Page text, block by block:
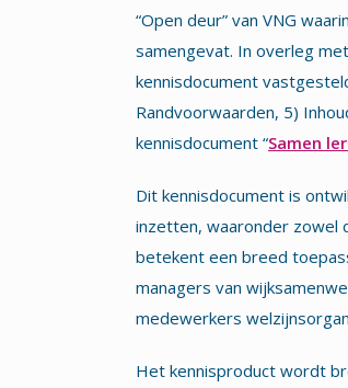
“Open deur” van VNG
samengevat. In overleg
kennisdocument
Randvoorwaarden, 5)
kennisdocument “Samen
Dit kennisdocument is
inzetten, waaronder zowel
betekent een breed
managers van
medewerkers
Het kennisproduct wordt